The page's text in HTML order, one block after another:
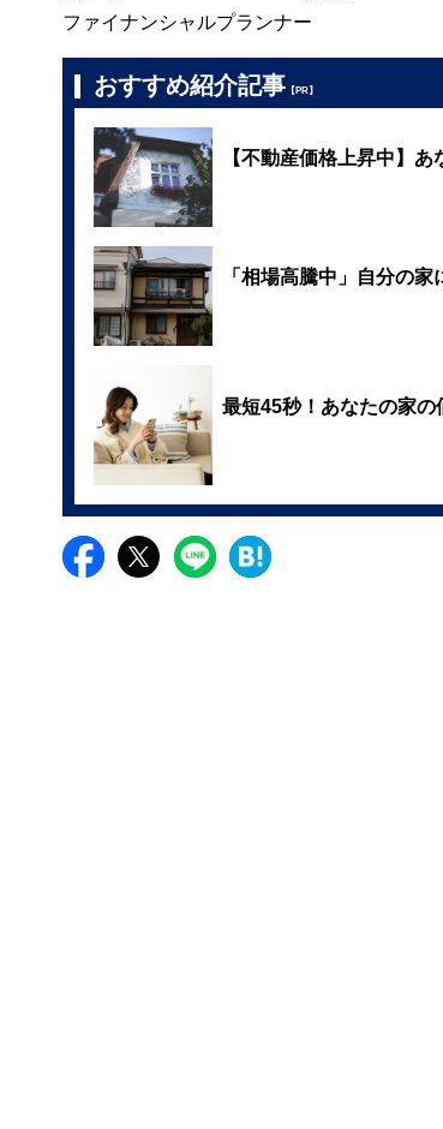
ファイナンシャルプランナー
おすすめ紹介記事 【PR】
【不動産価格上昇中】
「相場高騰中」自分の
最短45秒！あなたの家の